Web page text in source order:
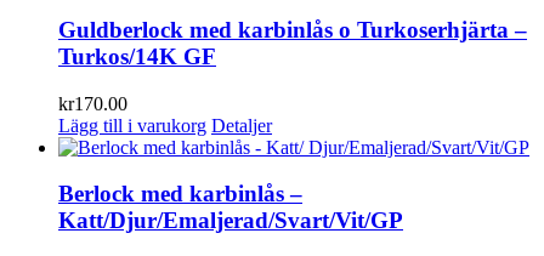
Guldberlock med karbinlås o Turkoserhjärta –
Turkos/14K GF
kr170.00
Lägg till i varukorg Detaljer
Berlock med karbinlås –
Katt/Djur/Emaljerad/Svart/Vit/GP